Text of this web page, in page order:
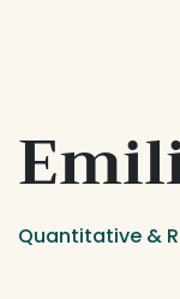
Quantitative &